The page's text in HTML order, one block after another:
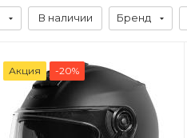
В наличии Бренд
Акция -20%